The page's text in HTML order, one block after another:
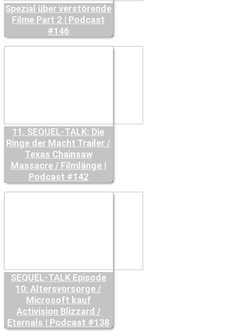
Spezial über verstörende
Filme Part 2 | Podcast
#146
11. SEQUEL-TALK: Die
Ringe der Macht Trailer /
Texas Chainsaw
Massacre / Filmlänge |
Podcast #142
SEQUEL-TALK Episode
10: Altersvorsorge /
Microsoft kauf
Activision Blizzard /
Eternals | Podcast #138